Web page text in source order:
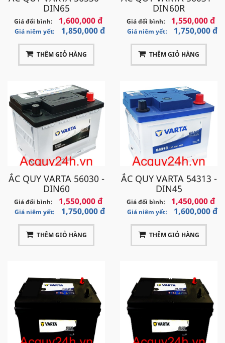
DIN65
Giá đổi bình: 1,600,000 đ
Giá niêm yết: 1,850,000 đ
THÊM GIỎ HÀNG
DIN60R
Giá đổi bình: 1,550,000 đ
Giá niêm yết: 1,750,000 đ
THÊM GIỎ HÀNG
ẮC QUY VARTA 56030 -
DIN60
Giá đổi bình: 1,550,000 đ
Giá niêm yết: 1,750,000 đ
THÊM GIỎ HÀNG
ẮC QUY VARTA 54313 -
DIN45
Giá đổi bình: 1,450,000 đ
Giá niêm yết: 1,600,000 đ
THÊM GIỎ HÀNG